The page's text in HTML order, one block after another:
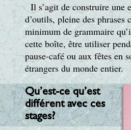
Il s’agit de construire une
d’outils, pleine des phrases
minimum de grammaire
cette boîte, être utiliser
pause-café ou aux fêtes en
étrangers du monde entier.
Qu’est-ce qu’est
différent avec ces
stages?